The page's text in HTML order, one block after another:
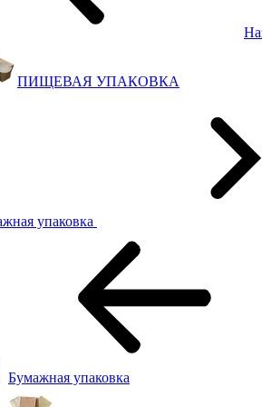
ПИЩЕВАЯ УПАКОВКА
упаковка
Бумажная упаковка